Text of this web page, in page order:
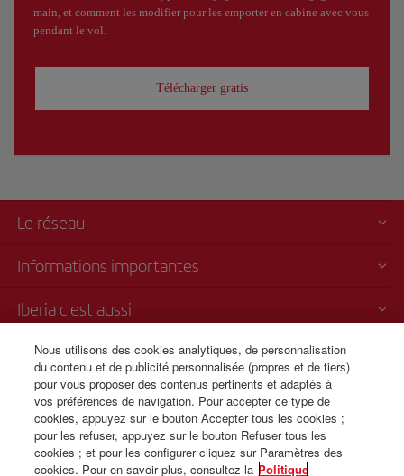
main, et comment les modifier pour les emporter en cabine avec vous
pendant le vol.
Télécharger gratis
Le réseau
Informations importantes
Iberia c'est aussi
Transparence
Vente par téléphone
+221 818 04 50 50
De 9 h à 18 h Lu-Ve français, espagnol, anglais, wolof (24 h/24
espagnol/anglais)
Nous utilisons des cookies analytiques, de personnalisation
du contenu et de publicité personnalisée (propres et de tiers)
pour vous proposer des contenus pertinents et adaptés à
vos préférences de navigation. Pour accepter ce type de
cookies, appuyez sur le bouton Accepter tous les cookies ;
pour les refuser, appuyez sur le bouton Refuser tous les
cookies ; et pour les configurer cliquez sur Paramètres des
cookies. Pour en savoir plus, consultez la Politique